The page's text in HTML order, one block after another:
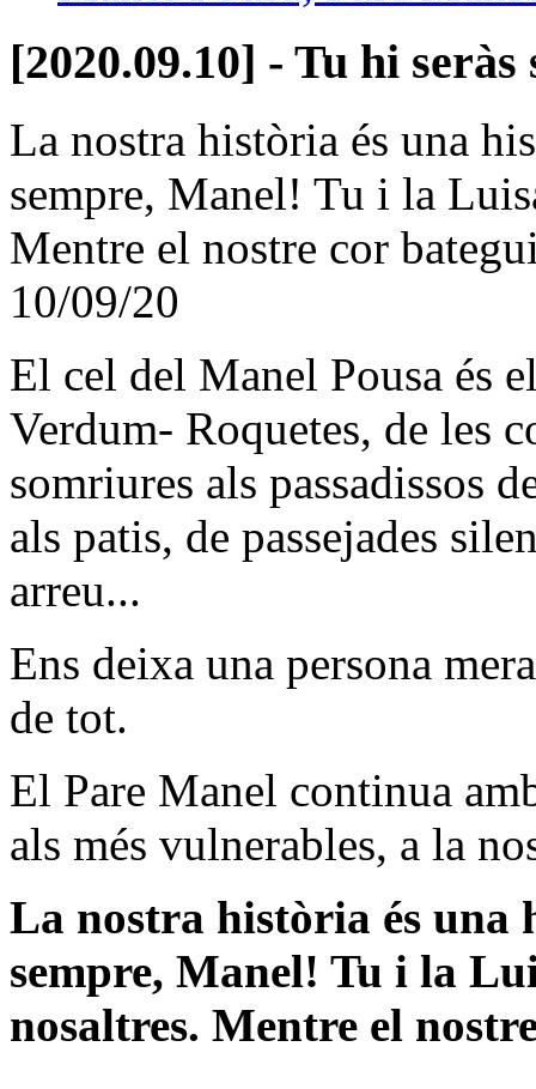
[2020.09.10] - Tu hi
La nostra història és una
sempre, Manel! Tu i la
Mentre el nostre cor
10/09/20
El cel del Manel Pousa és
Verdum- Roquetes, de les
somriures als passadissos
als patis, de passejades
arreu...
Ens deixa una persona
de tot.
El Pare Manel continua
als més vulnerables, a la
La nostra història és
sempre, Manel! Tu i la
nosaltres. Mentre el